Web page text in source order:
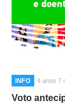
INFO 4 anos 7
Voto